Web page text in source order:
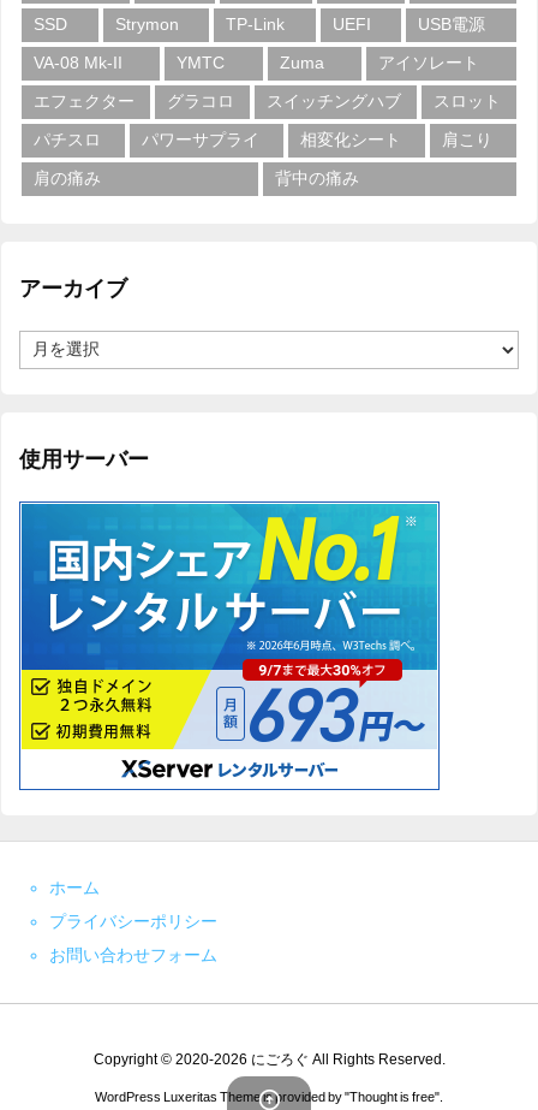
SSD
Strymon TP-Link UEFI
USB電源
VA-08 Mk-II
YMTC Zuma
アイソレート
エフェクター
グラコロ スイッチングハブ
スロット
パチスロ
パワーサプライ 相変化シート
肩こり
肩の痛み
背中の痛み
アーカイブ
ー
使用サーバー
ホーム
プライバシーポリシー
お問い合わせフォーム
Copyright © 2020-2026 にごろぐ All Rights Reserved.
WordPress Luxeritas Theme is provided by "Thought is free".
